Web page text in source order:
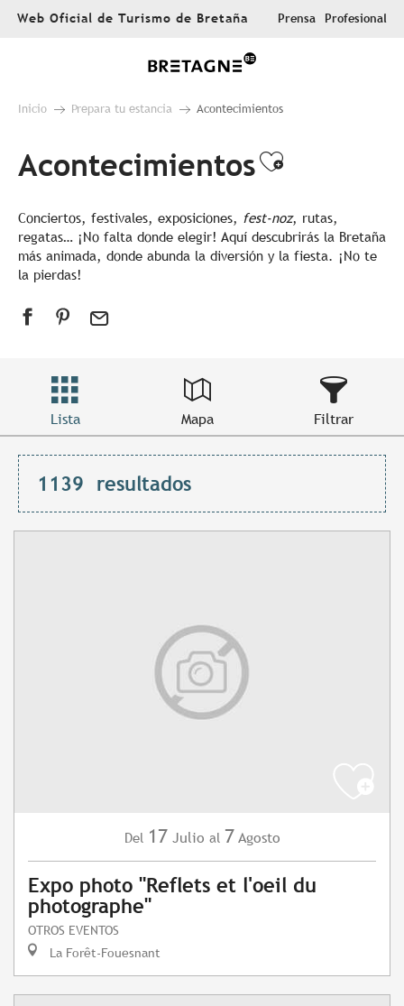
AllerWeb Oficial de Turismo de Bretaña Prensa Profesional
Inicio Prepara tu estancia Acontecimientos
AcontecimientosAjouter
Conciertos, festivales, exposiciones, fest-noz, rutas,
regatas… ¡No falta donde elegir! Aquí descubrirás la Bretaña
más animada, donde abunda la diversión y la fiesta. ¡No te
la pierdas!
Lista Mapa Filtrar
1139 resultados
Del 17 Julio al 7 Agosto
Expo photo "Reflets et l'oeil du
photographe"
OTROS EVENTOS
La Forêt-Fouesnant